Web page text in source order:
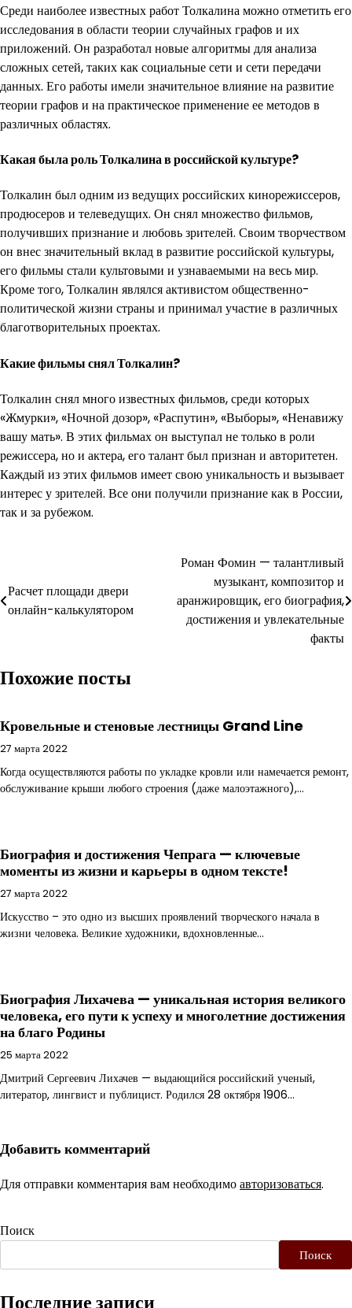
Среди наиболее известных работ Толкалина можно отметить его
исследования в области теории случайных графов и их
приложений. Он разработал новые алгоритмы для анализа
сложных сетей, таких как социальные сети и сети передачи
данных. Его работы имели значительное влияние на развитие
теории графов и на практическое применение ее методов в
различных областях.
Какая была роль Толкалина в российской культуре?
Толкалин был одним из ведущих российских кинорежиссеров,
продюсеров и телеведущих. Он снял множество фильмов,
получивших признание и любовь зрителей. Своим творчеством
он внес значительный вклад в развитие российской культуры,
его фильмы стали культовыми и узнаваемыми на весь мир.
Кроме того, Толкалин являлся активистом общественно-
политической жизни страны и принимал участие в различных
благотворительных проектах.
Какие фильмы снял Толкалин?
Толкалин снял много известных фильмов, среди которых
«Жмурки», «Ночной дозор», «Распутин», «Выборы», «Ненавижу
вашу мать». В этих фильмах он выступал не только в роли
режиссера, но и актера, его талант был признан и авторитетен.
Каждый из этих фильмов имеет свою уникальность и вызывает
интерес у зрителей. Все они получили признание как в России,
так и за рубежом.
по
записям
Расчет площади двери
онлайн-калькулятором
Роман Фомин — талантливый
музыкант, композитор и
аранжировщик, его биография,
достижения и увлекательные
факты
Похожие посты
Кровельные и стеновые лестницы Grand Line
27 марта 2022
Когда осуществляются работы по укладке кровли или намечается ремонт,
обслуживание крыши любого строения (даже малоэтажного),…
Биография и достижения Чепрага — ключевые
моменты из жизни и карьеры в одном тексте!
27 марта 2022
Искусство – это одно из высших проявлений творческого начала в
жизни человека. Великие художники, вдохновленные…
Биография Лихачева — уникальная история великого
человека, его пути к успеху и многолетние достижения
на благо Родины
25 марта 2022
Дмитрий Сергеевич Лихачев — выдающийся российский ученый,
литератор, лингвист и публицист. Родился 28 октября 1906…
Добавить комментарий
Для отправки комментария вам необходимоавторизоваться.
Поиск
Поиск
Последние записи